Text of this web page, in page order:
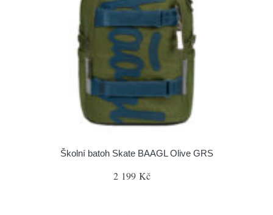
Školní batoh Skate BAAGL Olive GRS
2 199 Kč